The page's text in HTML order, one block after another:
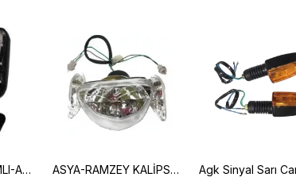
STOP BEYAZ CAMLI-AGK-BRETON-CG ASYA-RAMZEY KALİPSO -YUKİ CUP FAR KOMPLE